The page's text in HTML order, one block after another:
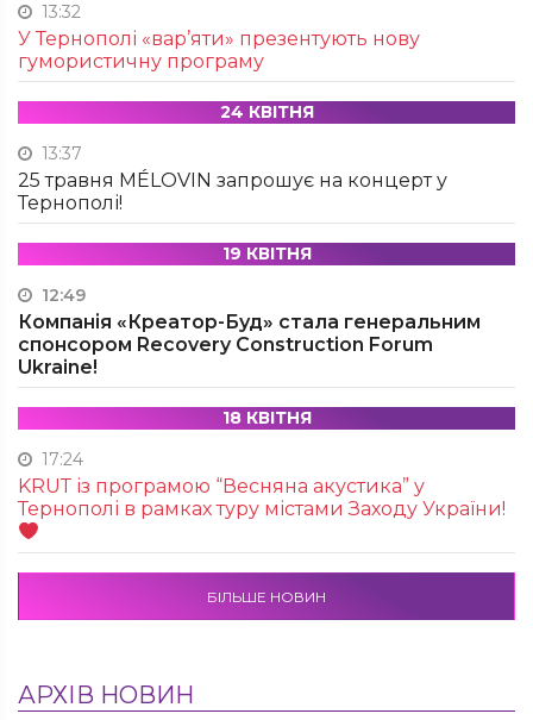
13:32
У Тернополі «вар’яти» презентують нову
гумористичну програму
24 КВІТНЯ
13:37
25 травня MÉLOVIN запрошує на концерт у
Тернополі!
19 КВІТНЯ
12:49
Компанія «Креатор-Буд» стала генеральним
спонсором Recovery Construction Forum
Ukraine!
18 КВІТНЯ
17:24
KRUТ із програмою “Весняна акустика” у
Тернополі в рамках туру містами Заходу України!
БІЛЬШЕ НОВИН
АРХІВ НОВИН